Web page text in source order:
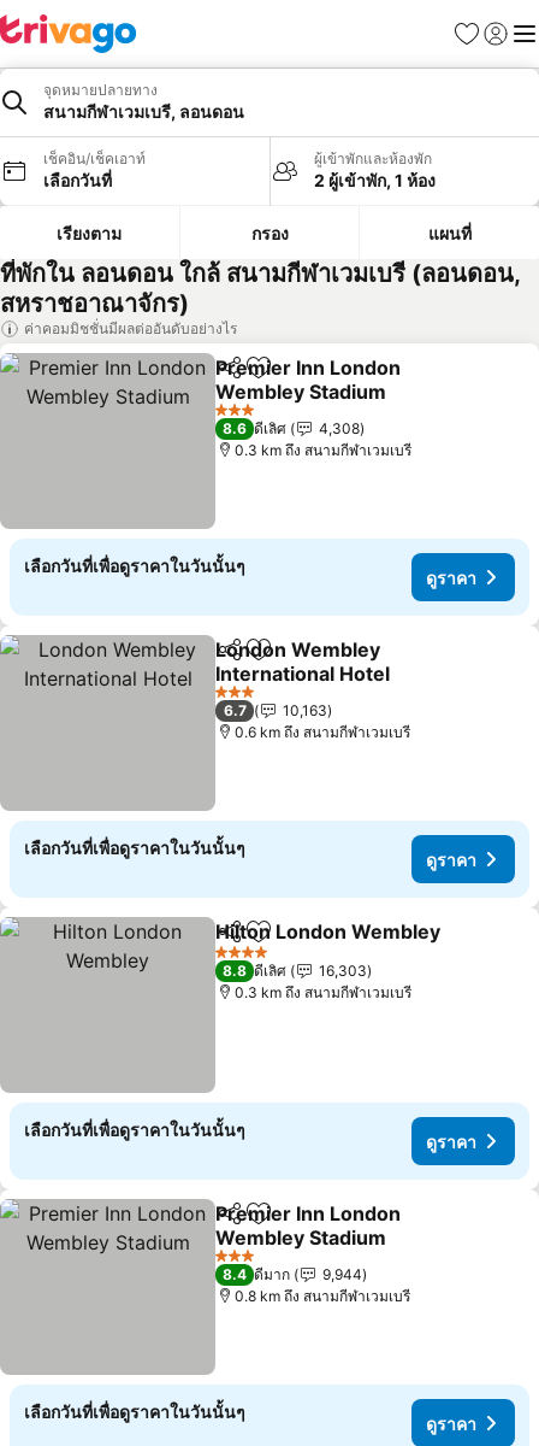
รายการโป
เข้าสู่ร
เมนู
จุดหมายปลายทาง
สนามกีฬาเวมเบรี, ลอนดอน
เช็คอิน/เช็คเอาท์
เลือกวันที่
ผู้เข้าพักและห้องพัก
2 ผู้เข้าพัก, 1 ห้อง
เรียงตาม กรอง แผนที่
ที่พักใน ลอนดอน ใกล้ สนามกีฬาเวมเบรี (ลอนดอน,
สหราชอาณาจักร)
ค่าคอมมิชชั่นมีผลต่ออันดับอย่างไร
แชร์ เพิ่มในรายการโปรด
Premier Inn London
Wembley Stadium
ดูราคา
3 ดาว
8.6 ดีเลิศ
4,308
0.3 km ถึง สนามกีฬาเวมเบรี
เลือกวันที่เพื่อดูราคาในวันนั้นๆ
ดูราคา
แชร์ เพิ่มในรายการโปรด
London Wembley
International Hotel
ดูราคา
3 ดาว
6.7
10,163
0.6 km ถึง สนามกีฬาเวมเบรี
เลือกวันที่เพื่อดูราคาในวันนั้นๆ
ดูราคา
แชร์ เพิ่มในรายการโปรด
Hilton London Wembley
4 ดาว
8.8 ดีเลิศ
16,303
0.3 km ถึง สนามกีฬาเวมเบรี
เลือกวันที่เพื่อดูราคาในวันนั้นๆ
ดูราคา
แชร์ เพิ่มในรายการโปรด
Premier Inn London
Wembley Stadium
ดูราคา
3 ดาว
8.4 ดีมาก
9,944
0.8 km ถึง สนามกีฬาเวมเบรี
เลือกวันที่เพื่อดูราคาในวันนั้นๆ
ดูราคา